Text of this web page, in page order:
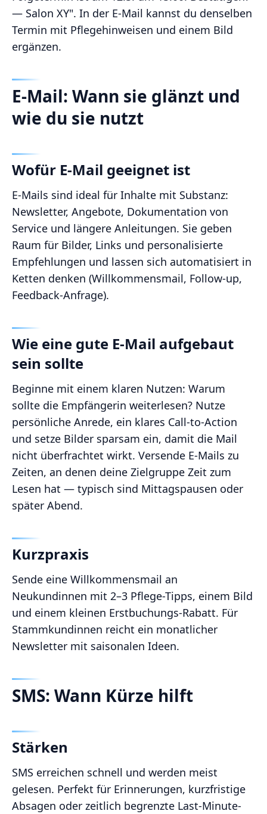
— Salon XY". In der E-Mail kannst du denselben
Termin mit Pflegehinweisen und einem Bild
ergänzen.
E-Mail: Wann sie glänzt und
wie du sie nutzt
Wofür E-Mail geeignet ist
E-Mails sind ideal für Inhalte mit Substanz:
Newsletter, Angebote, Dokumentation von
Service und längere Anleitungen. Sie geben
Raum für Bilder, Links und personalisierte
Empfehlungen und lassen sich automatisiert in
Ketten denken (Willkommensmail, Follow-up,
Feedback-Anfrage).
Wie eine gute E-Mail aufgebaut
sein sollte
Beginne mit einem klaren Nutzen: Warum
sollte die Empfängerin weiterlesen? Nutze
persönliche Anrede, ein klares Call-to-Action
und setze Bilder sparsam ein, damit die Mail
nicht überfrachtet wirkt. Versende E-Mails zu
Zeiten, an denen deine Zielgruppe Zeit zum
Lesen hat — typisch sind Mittagspausen oder
später Abend.
Kurzpraxis
Sende eine Willkommensmail an
Neukundinnen mit 2–3 Pflege-Tipps, einem Bild
und einem kleinen Erstbuchungs-Rabatt. Für
Stammkundinnen reicht ein monatlicher
Newsletter mit saisonalen Ideen.
SMS: Wann Kürze hilft
Stärken
SMS erreichen schnell und werden meist
gelesen. Perfekt für Erinnerungen, kurzfristige
Absagen oder zeitlich begrenzte Last-Minute-